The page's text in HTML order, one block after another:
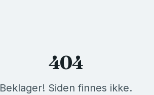
404
Beklager! Siden finnes ikke.